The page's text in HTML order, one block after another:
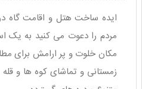
ایده ساخت هتل و اقامت گاه
مردم را دعوت می کنید به یک
مکان خلوت و پر ارامش برای
زمستانی و تماشای کوه ها و